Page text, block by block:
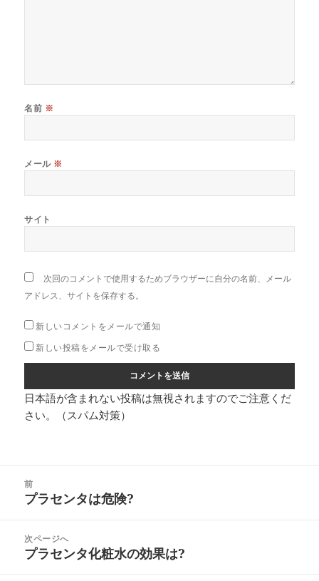
名前 ※
メール ※
サイト
次回のコメントで使用するためブラウザーに自分の名前、メール
アドレス、サイトを保存する。
新しいコメントをメールで通知
新しい投稿をメールで受け取る
日本語が含まれない投稿は無視されますのでご注意くだ
さい。（スパム対策）
前
前
投
稿:
プラセンタは危険?
次ページへ
次
プラセンタ化粧水の効果は?